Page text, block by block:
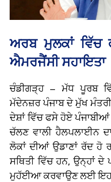
ਅਰਬ ਮੁਲਕਾਂ
ਐਮਰਜੈਂਸੀ ਸਹਾਇਤਾ
ਚੰਡੀਗੜ੍ਹ – ਮੱਧ ਪੂਰਬ
ਮੱਦੇਨਜ਼ਰ ਪੰਜਾਬ ਦੇ ਮੁੱਖ
ਦੇਸ਼ਾਂ ਵਿੱਚ ਫਸੇ ਹੋਏ
ਚੱਲਣ ਵਾਲੀ ਹੈਲਪਲਾਈਨ
ਲੋਕਾਂ ਦੀਆਂ ਉਡਾਣਾਂ ਰੱਦ ਹੋ
ਸਥਿਤੀ ਵਿੱਚ ਹਨ, ਉਨ੍ਹਾਂ ਦੇ
ਮੁਹੱਈਆ ਕਰਵਾਉਣ ਲਈ ਇਹ